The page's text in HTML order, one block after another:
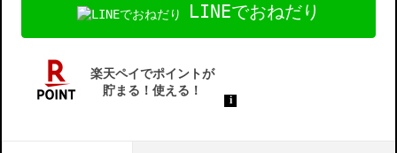
LINEでおねだり